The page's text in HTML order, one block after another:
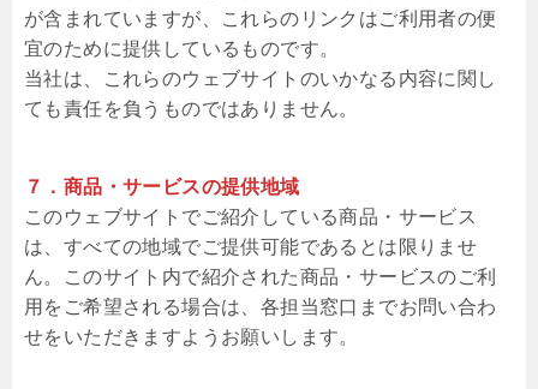
が含まれていますが、これらのリンクはご利用者の便
宜のために提供しているものです。
当社は、これらのウェブサイトのいかなる内容に関し
ても責任を負うものではありません。
７．商品・サービスの提供地域
このウェブサイトでご紹介している商品・サービス
は、すべての地域でご提供可能であるとは限りませ
ん。このサイト内で紹介された商品・サービスのご利
用をご希望される場合は、各担当窓口までお問い合わ
せをいただきますようお願いします。